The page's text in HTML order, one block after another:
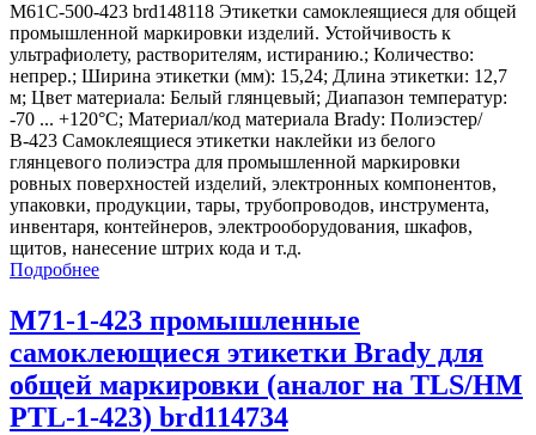
M61C-500-423 brd148118 Этикетки самоклеящиеся для общей
промышленной маркировки изделий. Устойчивость к
ультрафиолету, растворителям, истиранию.; Количество:
непрер.; Ширина этикетки (мм): 15,24; Длина этикетки: 12,7
м; Цвет материала: Белый глянцевый; Диапазон температур:
-70 ... +120°С; Материал/код материала Brady: Полиэстер/
В-423 Самоклеящиеся этикетки наклейки из белого
глянцевого полиэстра для промышленной маркировки
ровных поверхностей изделий, электронных компонентов,
упаковки, продукции, тары, трубопроводов, инструмента,
инвентаря, контейнеров, электрооборудования, шкафов,
щитов, нанесение штрих кода и т.д.
Подробнее
M71-1-423 промышленные
самоклеющиеся этикетки Brady для
общей маркировки (аналог на TLS/HM
PTL-1-423) brd114734